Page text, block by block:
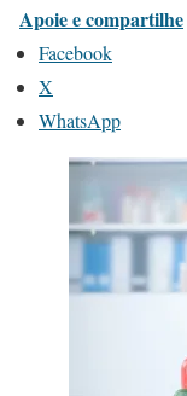
Apoie e compartilhe
Facebook
X
WhatsApp